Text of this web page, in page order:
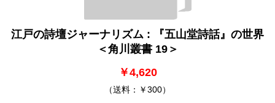
江戸の詩壇ジャーナリズム : 『五山堂詩話』の世界
＜角川叢書 19＞
￥4,620
（送料：￥300）